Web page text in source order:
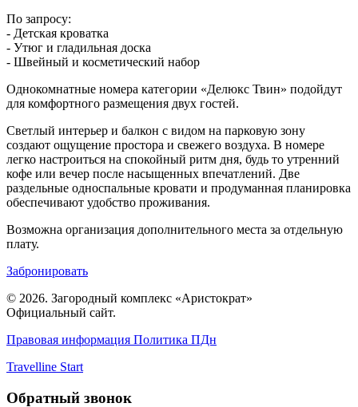
По запросу:
- Детская кроватка
- Утюг и гладильная доска
- Швейный и косметический набор
Однокомнатные номера категории «Делюкс Твин» подойдут
для комфортного размещения двух гостей.
Светлый интерьер и балкон с видом на парковую зону
создают ощущение простора и свежего воздуха. В номере
легко настроиться на спокойный ритм дня, будь то утренний
кофе или вечер после насыщенных впечатлений. Две
раздельные односпальные кровати и продуманная планировка
обеспечивают удобство проживания.
Возможна организация дополнительного места за отдельную
плату.
Забронировать
© 2026. Загородный комплекс «Аристократ»
Официальный сайт.
Правовая информация Политика ПДн
Travelline Start
Обратный звонок